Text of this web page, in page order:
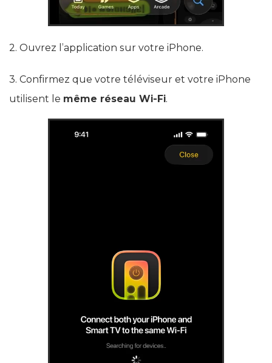
2. Ouvrez l’application sur votre iPhone.
3. Confirmez que votre téléviseur et votre iPhone
utilisent le même réseau Wi-Fi.